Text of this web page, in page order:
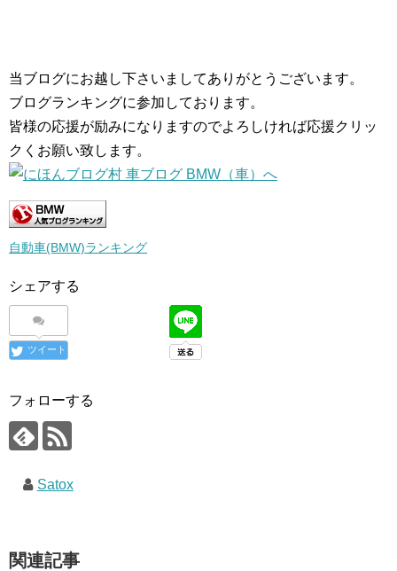
当ブログにお越し下さいましてありがとうございます。
ブログランキングに参加しております。
皆様の応援が励みになりますのでよろしければ応援クリッ
クくお願い致します。
自動車(BMW)ランキング
シェアする
ツイート
フォローする
Satox
関連記事